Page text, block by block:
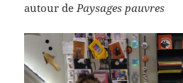
autour dePaysages pauvres